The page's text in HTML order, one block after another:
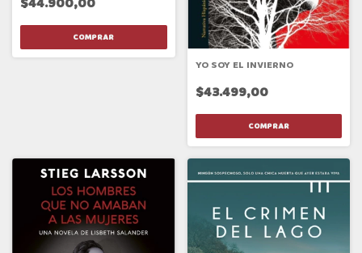
YO SOY EL INVIERNO
$43.499,00